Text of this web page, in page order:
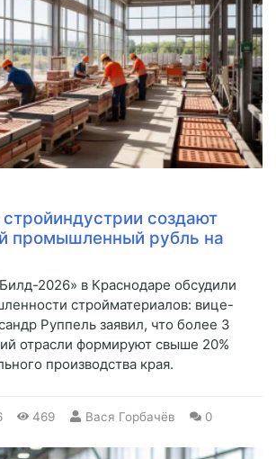
создают
промышленный рубль на
2026» в Краснодаре обсудили
стройматериалов: вице-
Руппель заявил, что более 3
отрасли формируют свыше 20%
производства края.
469 Вася Горбачёв 0